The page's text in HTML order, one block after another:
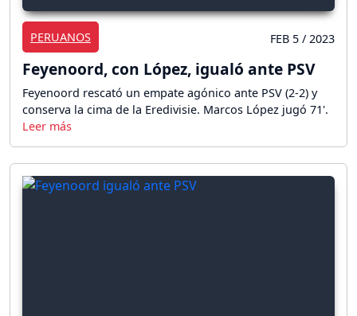
PERUANOS FEB 5 / 2023
Feyenoord, con López, igualó ante PSV
Feyenoord rescató un empate agónico ante PSV (2-2) y
conserva la cima de la Eredivisie. Marcos López jugó 71'.